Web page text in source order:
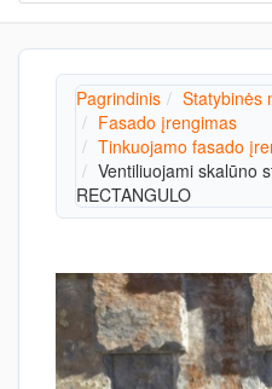
Pagrindinis
Statybinės
Fasado įrengimas
Tinkuojamo fasado
Ventiliuojami skalūno
RECTANGULO